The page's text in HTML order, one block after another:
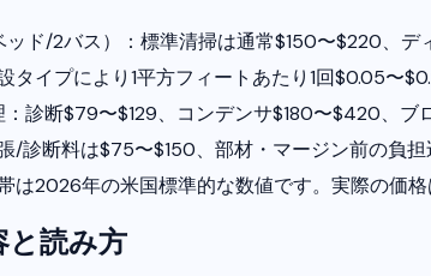
ド/2バス）：標準清掃は通常$150〜$220、デ
タイプにより1平方フィートあたり1回$0.05〜
：診断$79〜$129、コンデンサ$180〜$420、ブ
/診断料は$75〜$150、部材・マージン前の負担
は2026年の米国標準的な数値です。実際の価
と読み方